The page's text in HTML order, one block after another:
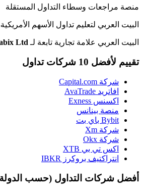
منصة مراجعات وسطاء التداول المستقلة
البيت العربي لتعليم تداول الأسهم
البيت العربي علامة تجارية تابعة لـ Ltd
تقييم لأفضل 10 شركات تداول
شركة Capital.com
افاتريد AvaTrade
اكسنس Exness
منصة بينانس
Bybit باي بت
شركة Xm
شركة Okx
اكس تي بي XTB
انتراكتيف بروكرز IBKR
أفضل شركات التداول (حسب